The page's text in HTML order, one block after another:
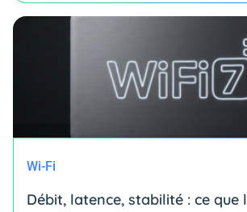
Wi-Fi
Débit, latence, stabilité : ce que